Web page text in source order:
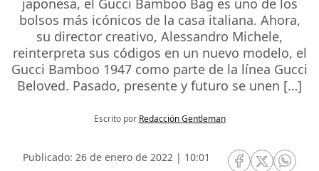
japonesa, el Gucci Bamboo Bag es uno de los
bolsos más icónicos de la casa italiana. Ahora,
su director creativo, Alessandro Michele,
reinterpreta sus códigos en un nuevo modelo, el
Gucci Bamboo 1947 como parte de la línea Gucci
Beloved. Pasado, presente y futuro se unen […]
Escrito por Redacción Gentleman
Publicado: 26 de enero de 2022 | 10:01
RRSS Facebook
RRSSRRSS